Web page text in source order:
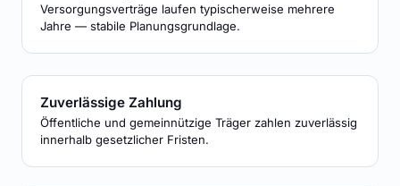
Versorgungsverträge laufen typischerweise mehrere
Jahre — stabile Planungsgrundlage.
Zuverlässige Zahlung
Öffentliche und gemeinnützige Träger zahlen zuverlässig
innerhalb gesetzlicher Fristen.